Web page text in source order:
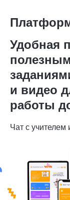
Удобная
и видео
работы
Чат с учителем